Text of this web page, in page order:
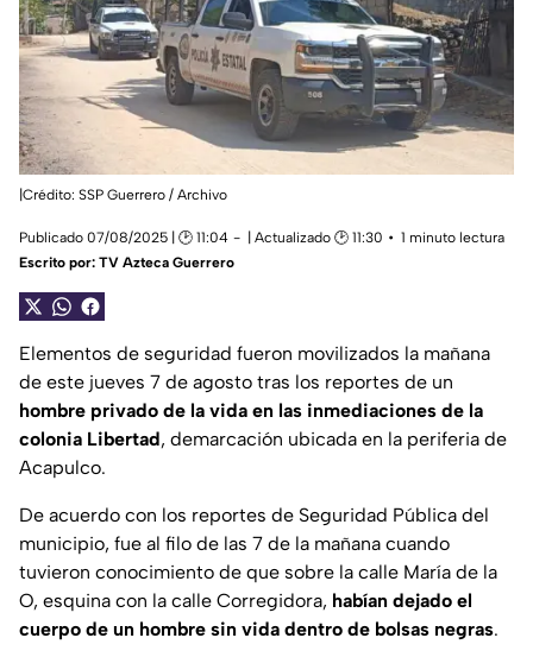
|Crédito: SSP Guerrero / Archivo
Publicado 07/08/2025 | 🕑 11:04 | Actualizado 🕑 11:30
1 minuto lectura
Escrito por: TV Azteca Guerrero
Elementos de seguridad fueron movilizados la mañana
de este jueves 7 de agosto tras los reportes de un
hombre privado de la vida en las inmediaciones de la
colonia Libertad, demarcación ubicada en la periferia de
Acapulco.
De acuerdo con los reportes de Seguridad Pública del
municipio, fue al filo de las 7 de la mañana cuando
tuvieron conocimiento de que sobre la calle María de la
O, esquina con la calle Corregidora, habían dejado el
cuerpo de un hombre sin vida dentro de bolsas negras.